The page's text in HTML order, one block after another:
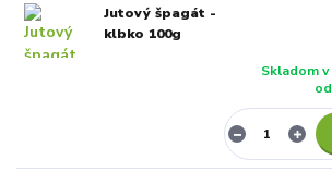
Jutový špagát -
klbko 100g
Skladom